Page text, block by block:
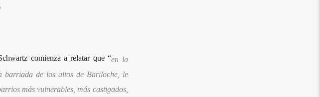
comienza a relatar que “en la
barriada de los altos de Bariloche, le
más vulnerables, más castigados,